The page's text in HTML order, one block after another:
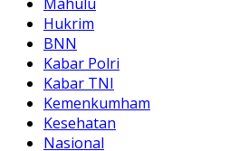
Hukrim
BNN
Kabar Polri
Kabar TNI
Kemenkumham
Kesehatan
Nasional